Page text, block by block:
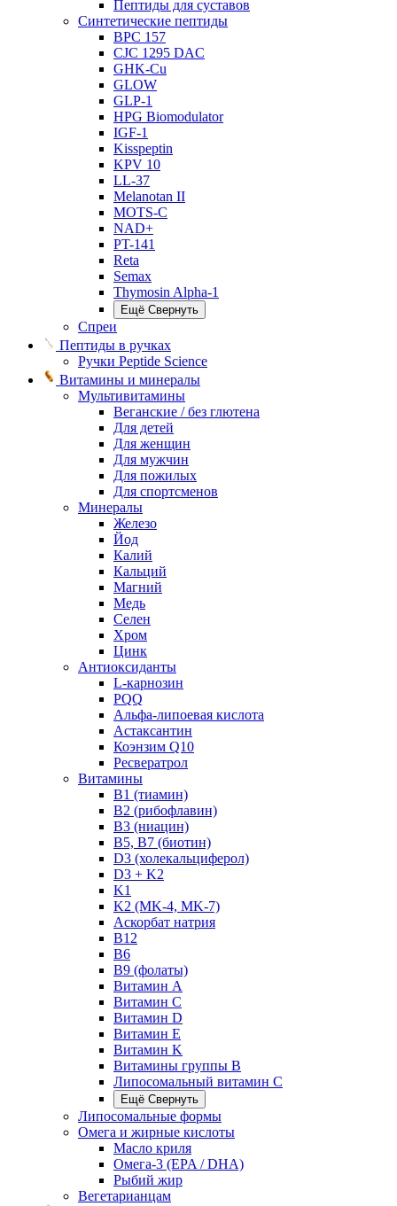
Пептиды для суставов
Синтетические пептиды
BPC 157
CJC 1295 DAC
GHK-Cu
GLOW
GLP-1
HPG Biomodulator
IGF-1
Kisspeptin
KPV 10
LL-37
Melanotan II
MOTS-C
NAD+
PT-141
Reta
Semax
Thymosin Alpha-1
Ещё Свернуть
Спреи
Пептиды в ручках
Ручки Peptide Science
Витамины и минералы
Мультивитамины
Веганские / без глютена
Для детей
Для женщин
Для мужчин
Для пожилых
Для спортсменов
Минералы
Железо
Йод
Калий
Кальций
Магний
Медь
Селен
Хром
Цинк
Антиоксиданты
L-карнозин
PQQ
Альфа-липоевая кислота
Астаксантин
Коэнзим Q10
Ресвератрол
Витамины
B1 (тиамин)
B2 (рибофлавин)
B3 (ниацин)
B5, B7 (биотин)
D3 (холекальциферол)
D3 + K2
K1
K2 (MK-4, MK-7)
Аскорбат натрия
В12
В6
В9 (фолаты)
Витамин A
Витамин C
Витамин D
Витамин E
Витамин K
Витамины группы B
Липосомальный витамин C
Ещё Свернуть
Липосомальные формы
Омега и жирные кислоты
Масло криля
Омега-3 (EPA / DHA)
Рыбий жир
Вегетарианцам